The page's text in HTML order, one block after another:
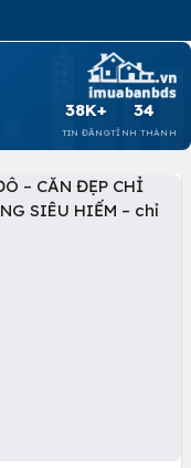
38K+
TIN ĐĂNG
34
TỈNH THÀNH